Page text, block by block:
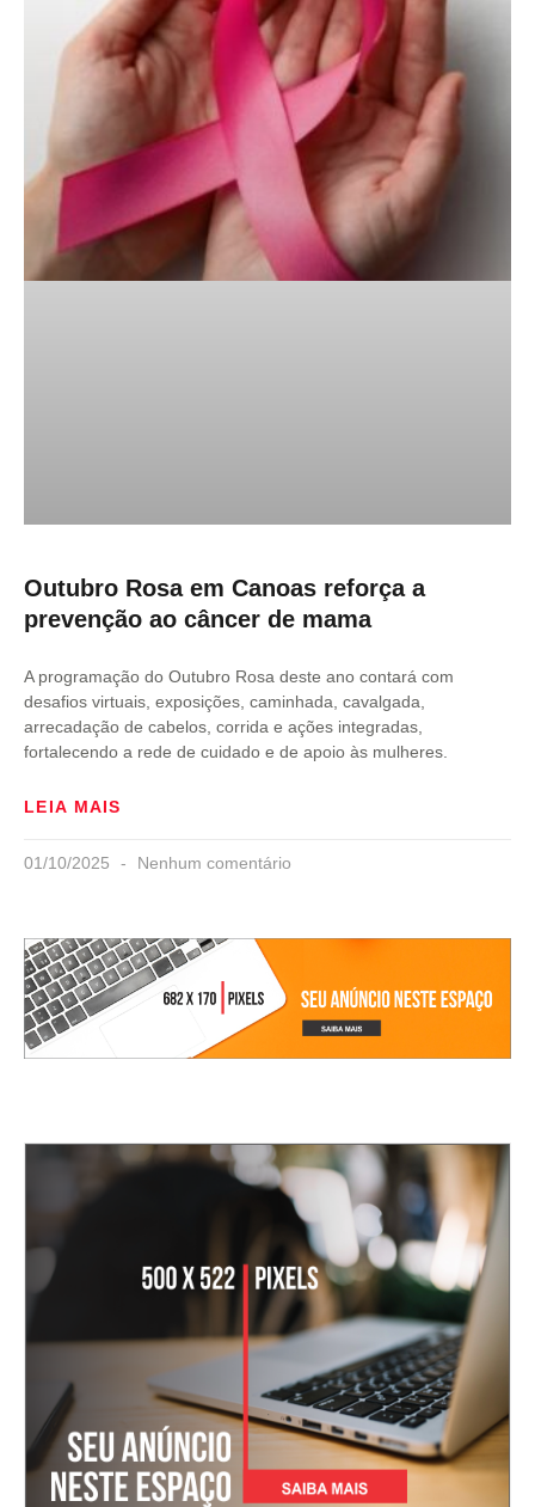
Outubro Rosa em Canoas reforça a
prevenção ao câncer de mama
A programação do Outubro Rosa deste ano contará com
desafios virtuais, exposições, caminhada, cavalgada,
arrecadação de cabelos, corrida e ações integradas,
fortalecendo a rede de cuidado e de apoio às mulheres.
LEIA MAIS
01/10/2025 Nenhum comentário